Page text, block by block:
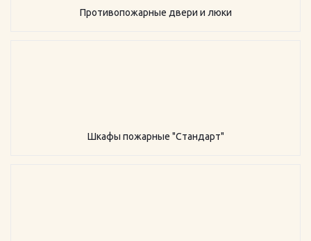
Противопожарные двери и люки
Шкафы пожарные "Стандарт"